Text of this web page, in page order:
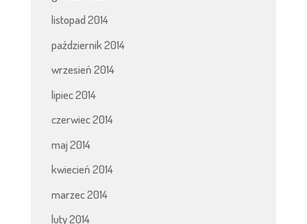
listopad 2014
październik 2014
wrzesień 2014
lipiec 2014
czerwiec 2014
maj 2014
kwiecień 2014
marzec 2014
luty 2014